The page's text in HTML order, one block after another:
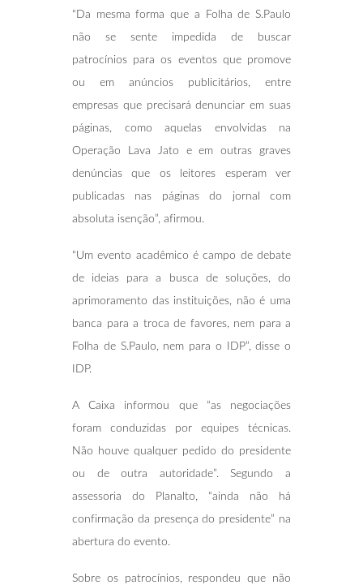
“Da mesma forma que a Folha de S.Paulo
não se sente impedida de buscar
patrocínios para os eventos que promove
ou em anúncios publicitários, entre
empresas que precisará denunciar em suas
páginas, como aquelas envolvidas na
Operação Lava Jato e em outras graves
denúncias que os leitores esperam ver
publicadas nas páginas do jornal com
absoluta isenção”, afirmou.
“Um evento acadêmico é campo de debate
de ideias para a busca de soluções, do
aprimoramento das instituições, não é uma
banca para a troca de favores, nem para a
Folha de S.Paulo, nem para o IDP”, disse o
IDP.
A Caixa informou que “as negociações
foram conduzidas por equipes técnicas.
Não houve qualquer pedido do presidente
ou de outra autoridade”. Segundo a
assessoria do Planalto, “ainda não há
confirmação da presença do presidente” na
abertura do evento.
Sobre os patrocínios, respondeu que não